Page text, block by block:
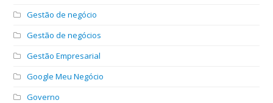
Gestão de negócio
Gestão de negócios
Gestão Empresarial
Google Meu Negócio
Governo